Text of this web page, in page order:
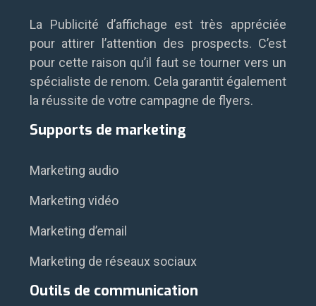
La Publicité d’affichage est très appréciée
pour attirer l’attention des prospects. C’est
pour cette raison qu’il faut se tourner vers un
spécialiste de renom. Cela garantit également
la réussite de votre campagne de flyers.
Supports de marketing
Marketing audio
Marketing vidéo
Marketing d’email
Marketing de réseaux sociaux
Outils de communication